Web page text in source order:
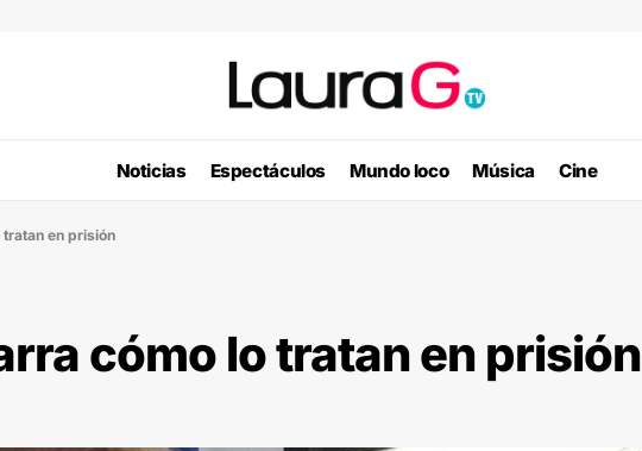
Noticias Espectáculos Mundo loco Música Cine
en prisión
cómo lo tratan en prisión